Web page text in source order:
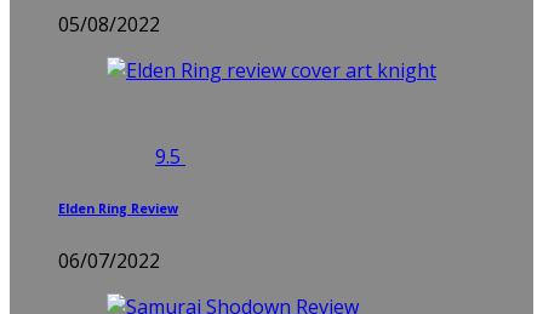
05/08/2022
9.5
Elden Ring Review
06/07/2022